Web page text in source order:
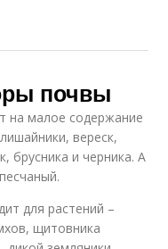
почвы
на малое содержание
вереск,
брусника и черника. А
для растений –
щитовника